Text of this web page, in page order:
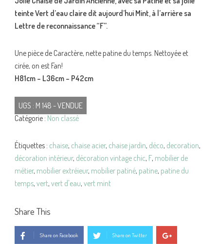
teinte Vert d’eau claire dit aujourd’hui Mint, à l’arrière sa
Lettre de reconnaissance “F”.
Une pièce de Caractère, nette patine du temps. Nettoyée et
cirée, on est Fan!
H81cm – L36cm – P42cm
UGS : M 148 - VENDUE
Catégorie : Non classé
Étiquettes : chaise, chaise acier, chaise jardin, déco, decoration,
décoration intérieur, décoration vintage chic, F, mobilier de
métier, mobilier extréieur, mobilier patiné, patine, patine du
temps, vert, vert d'eau, vert mint
Share This
Share on Facebook Share on Twitter